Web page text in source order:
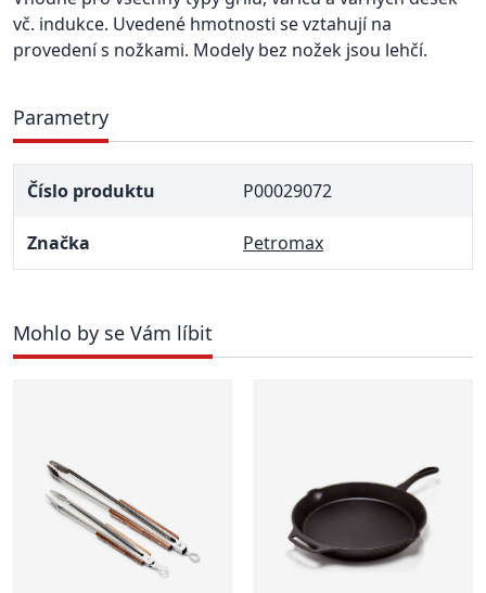
vč. indukce. Uvedené hmotnosti se vztahují na
provedení s nožkami. Modely bez nožek jsou lehčí.
Parametry
Číslo produktu P00029072
Značka Petromax
Mohlo by se Vám líbit